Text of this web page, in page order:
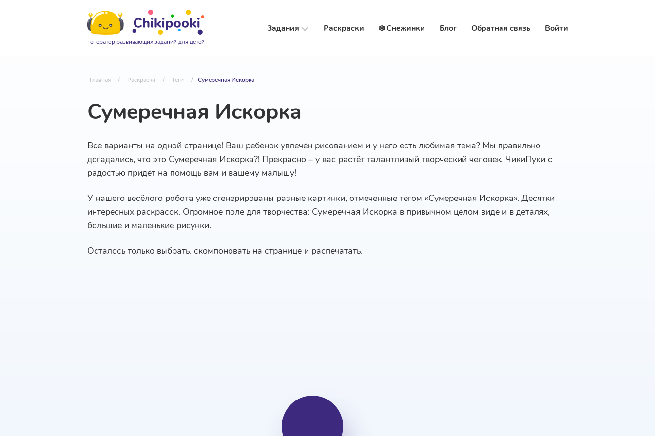
Генератор развивающих заданий для детей
Задания Раскраски ❄️ Снежинки Блог Обратная связь Войти
Главная / Раскраски / Теги / Сумеречная Искорка
Сумеречная Искорка
Все варианты на одной странице! Ваш ребёнок увлечён рисованием и у него есть любимая тема? Мы правильно
догадались, что это Сумеречная Искорка?! Прекрасно – у вас растёт талантливый творческий человек. ЧикиПуки с
радостью придёт на помощь вам и вашему малышу!
У нашего весёлого робота уже сгенерированы разные картинки, отмеченные тегом «Сумеречная Искорка». Десятки
интересных раскрасок. Огромное поле для творчества: Сумеречная Искорка в привычном целом виде и в деталях,
большие и маленькие рисунки.
Осталось только выбрать, скомпоновать на странице и распечатать.